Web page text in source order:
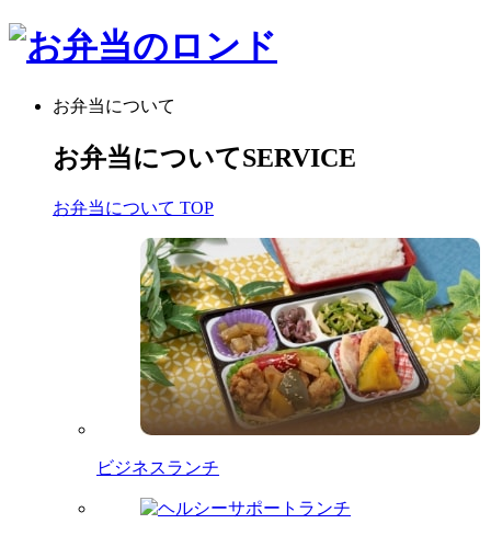
お弁当について
お弁当についてSERVICE
お弁当について TOP
ビジネスランチ